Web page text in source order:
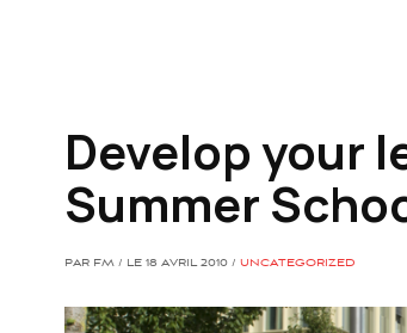
Develop your
Summer
PAR FM / LE 18 AVRIL 2010 / UNCATEGORIZED